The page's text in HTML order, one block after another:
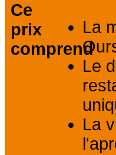
Ce
prix
comprend
La
Le
La